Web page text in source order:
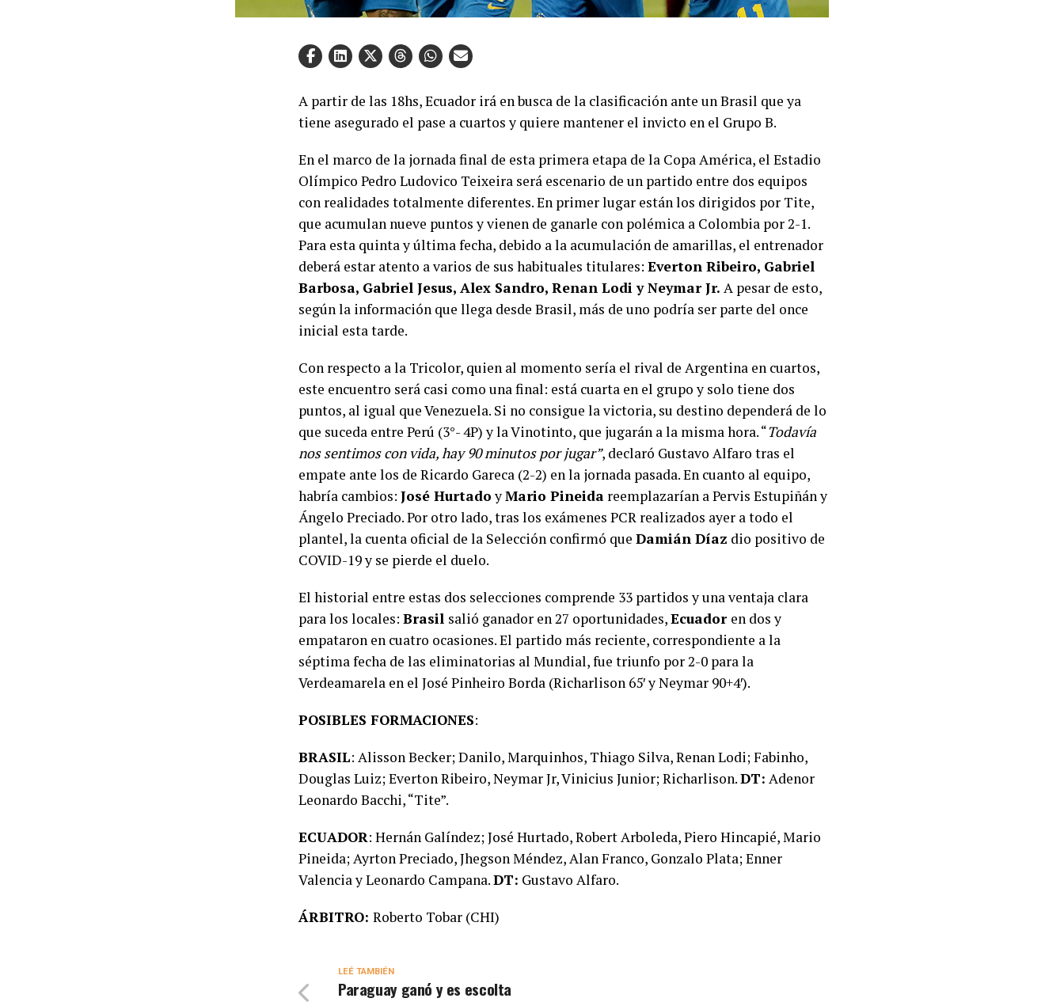
A partir de las 18hs, Ecuador irá en busca de la clasificación ante un Brasil que ya
tiene asegurado el pase a cuartos y quiere mantener el invicto en el Grupo B.
En el marco de la jornada final de esta primera etapa de la Copa América, el Estadio
Olímpico Pedro Ludovico Teixeira será escenario de un partido entre dos equipos
con realidades totalmente diferentes. En primer lugar están los dirigidos por Tite,
que acumulan nueve puntos y vienen de ganarle con polémica a Colombia por 2-1.
Para esta quinta y última fecha, debido a la acumulación de amarillas, el entrenador
deberá estar atento a varios de sus habituales titulares: Everton Ribeiro, Gabriel
Barbosa, Gabriel Jesus, Alex Sandro, Renan Lodi y Neymar Jr. A pesar de esto,
según la información que llega desde Brasil, más de uno podría ser parte del once
inicial esta tarde.
Con respecto a la Tricolor, quien al momento sería el rival de Argentina en cuartos,
este encuentro será casi como una final: está cuarta en el grupo y solo tiene dos
puntos, al igual que Venezuela. Si no consigue la victoria, su destino dependerá de lo
que suceda entre Perú (3°- 4P) y la Vinotinto, que jugarán a la misma hora. “Todavía
nos sentimos con vida, hay 90 minutos por jugar”, declaró Gustavo Alfaro tras el
empate ante los de Ricardo Gareca (2-2) en la jornada pasada. En cuanto al equipo,
habría cambios: José HurtadoyMario Pineida reemplazarían a Pervis Estupiñán y
Ángelo Preciado. Por otro lado, tras los exámenes PCR realizados ayer a todo el
plantel, la cuenta oficial de la Selección confirmó que Damián Díaz dio positivo de
COVID-19 y se pierde el duelo.
El historial entre estas dos selecciones comprende 33 partidos y una ventaja clara
para los locales: Brasil salió ganador en 27 oportunidades,Ecuador en dos y
empataron en cuatro ocasiones. El partido más reciente, correspondiente a la
séptima fecha de las eliminatorias al Mundial, fue triunfo por 2-0 para la
Verdeamarela en el José Pinheiro Borda (Richarlison 65′ y Neymar 90+4′).
POSIBLES FORMACIONES:
BRASIL: Alisson Becker; Danilo, Marquinhos, Thiago Silva, Renan Lodi; Fabinho,
Douglas Luiz; Everton Ribeiro, Neymar Jr, Vinicius Junior; Richarlison.DT: Adenor
Leonardo Bacchi, “Tite”.
ECUADOR: Hernán Galíndez; José Hurtado, Robert Arboleda, Piero Hincapié, Mario
Pineida; Ayrton Preciado, Jhegson Méndez, Alan Franco, Gonzalo Plata; Enner
Valencia y Leonardo Campana.DT: Gustavo Alfaro.
ÁRBITRO: Roberto Tobar (CHI)
LEÉ TAMBIÉN
Paraguay ganó y es escolta